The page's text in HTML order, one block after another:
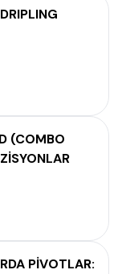
(COMBO
PİVOTLAR: